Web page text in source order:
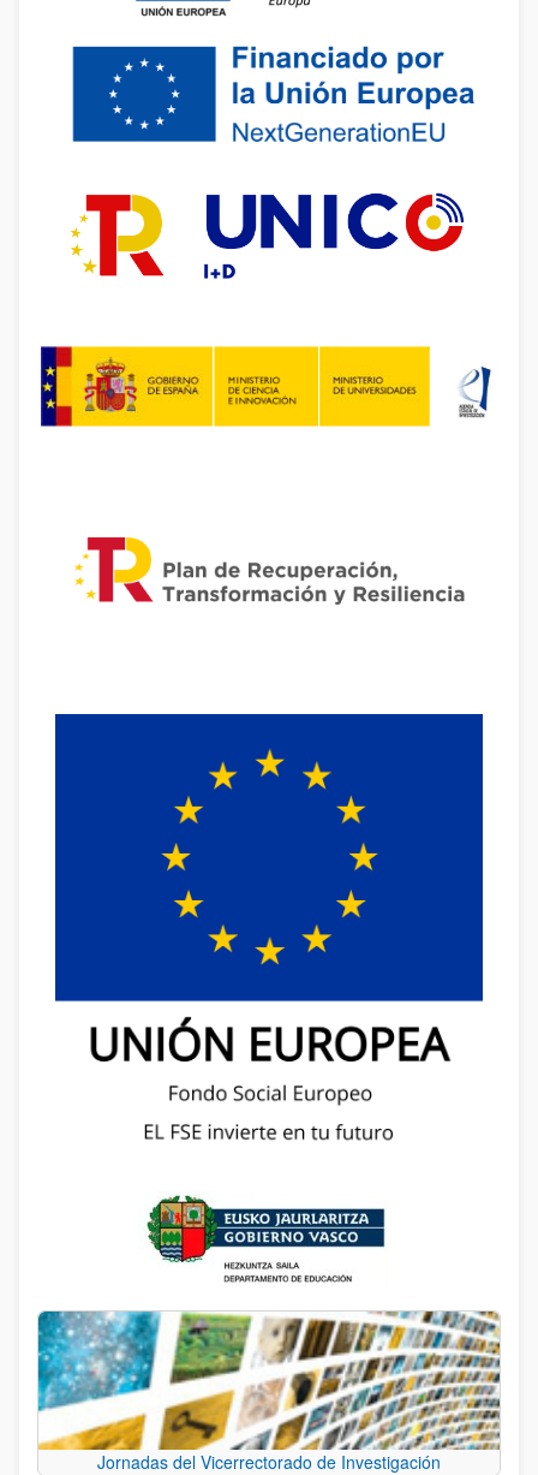
Jornadas del Vicerrectorado de Investigación